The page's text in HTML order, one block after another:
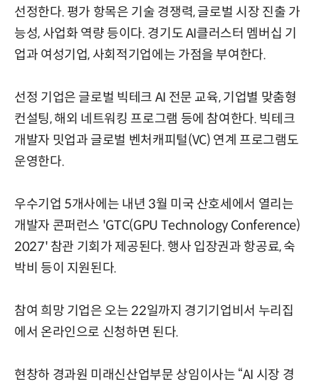
선정한다. 평가 항목은 기술 경쟁력, 글로벌 시장 진출 가
능성, 사업화 역량 등이다. 경기도 AI클러스터 멤버십 기
업과 여성기업, 사회적기업에는 가점을 부여한다.
선정 기업은 글로벌 빅테크 AI 전문 교육, 기업별 맞춤형
컨설팅, 해외 네트워킹 프로그램 등에 참여한다. 빅테크
개발자 밋업과 글로벌 벤처캐피털(VC) 연계 프로그램도
운영한다.
우수기업 5개사에는 내년 3월 미국 산호세에서 열리는
개발자 콘퍼런스 'GTC(GPU Technology Conference)
2027' 참관 기회가 제공된다. 행사 입장권과 항공료, 숙
박비 등이 지원된다.
참여 희망 기업은 오는 22일까지 경기기업비서 누리집
에서 온라인으로 신청하면 된다.
현창하 경과원 미래신산업부문 상임이사는 “AI 시장 경